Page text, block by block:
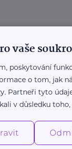
vaše
poskytování
o tom, jak
Partneři tyto
v důsledku